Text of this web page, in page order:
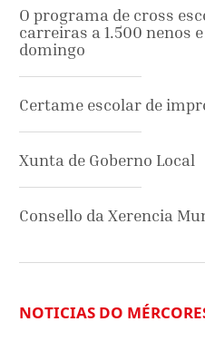
O programa de cross
carreiras a 1.500 nenos
domingo
Certame escolar de
Xunta de Goberno Local
Consello da Xerencia
NOTICIAS DO